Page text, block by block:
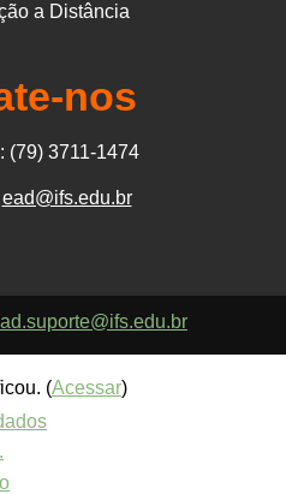
a Distância
nos
(79) 3711-1474
ead@ifs.edu.br
(Acessar)